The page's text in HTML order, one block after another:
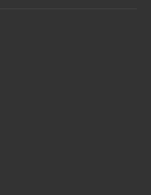
お知らせ【色紙 コットン
でも人気！和の魅力たっ
文化の粋を集めた心惹か
ション